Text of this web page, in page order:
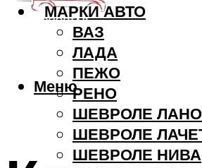
МАРКИ АВТО
ВАЗ
ЛАДА
ПЕЖО
РЕНО
ШЕВРОЛЕ
ШЕВРОЛЕ
ШЕВРОЛЕ НИВА
Меню